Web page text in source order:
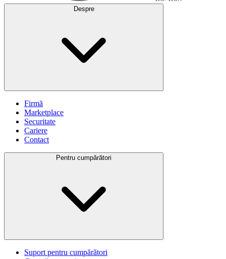
Despre
Firmă
Marketplace
Securitate
Cariere
Contact
Pentru cumpărători
Suport pentru cumpărători